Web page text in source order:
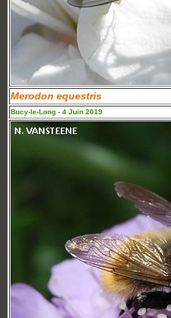
Merodon equestris
Bucy-le-Long - 4 Juin 2019